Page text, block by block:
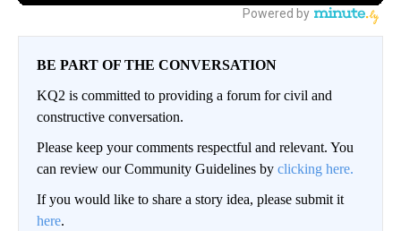
BE PART OF THE CONVERSATION
KQ2 is committed to providing a forum for civil and
constructive conversation.
Please keep your comments respectful and relevant. You
can review our Community Guidelines by clicking here.
If you would like to share a story idea, please submit it
here.